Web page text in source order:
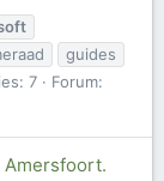
guides
7
Forum:
Amersfoort.